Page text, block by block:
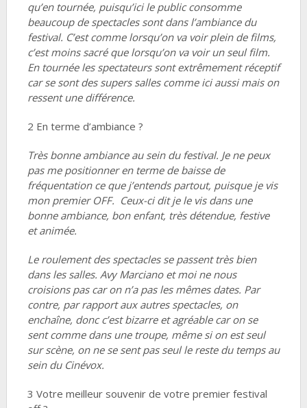
qu’en tournée, puisqu’ici le public consomme
beaucoup de spectacles sont dans l’ambiance du
festival. C’est comme lorsqu’on va voir plein de films,
c’est moins sacré que lorsqu’on va voir un seul film.
En tournée les spectateurs sont extrêmement réceptif
car se sont des supers salles comme ici aussi mais on
ressent une différence.
2 En terme d’ambiance ?
Très bonne ambiance au sein du festival. Je ne peux
pas me positionner en terme de baisse de
fréquentation ce que j’entends partout, puisque je vis
mon premier OFF. Ceux-ci dit je le vis dans une
bonne ambiance, bon enfant, très détendue, festive
et animée.
Le roulement des spectacles se passent très bien
dans les salles. Avy Marciano et moi ne nous
croisions pas car on n’a pas les mêmes dates. Par
contre, par rapport aux autres spectacles, on
enchaîne, donc c’est bizarre et agréable car on se
sent comme dans une troupe, même si on est seul
sur scène, on ne se sent pas seul le reste du temps au
sein du Cinévox.
3 Votre meilleur souvenir de votre premier festival